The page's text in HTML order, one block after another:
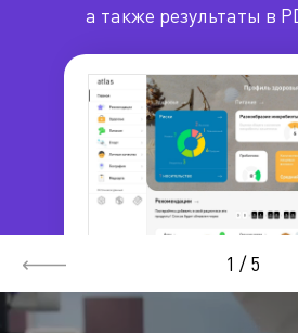
а также результаты в
1 /5